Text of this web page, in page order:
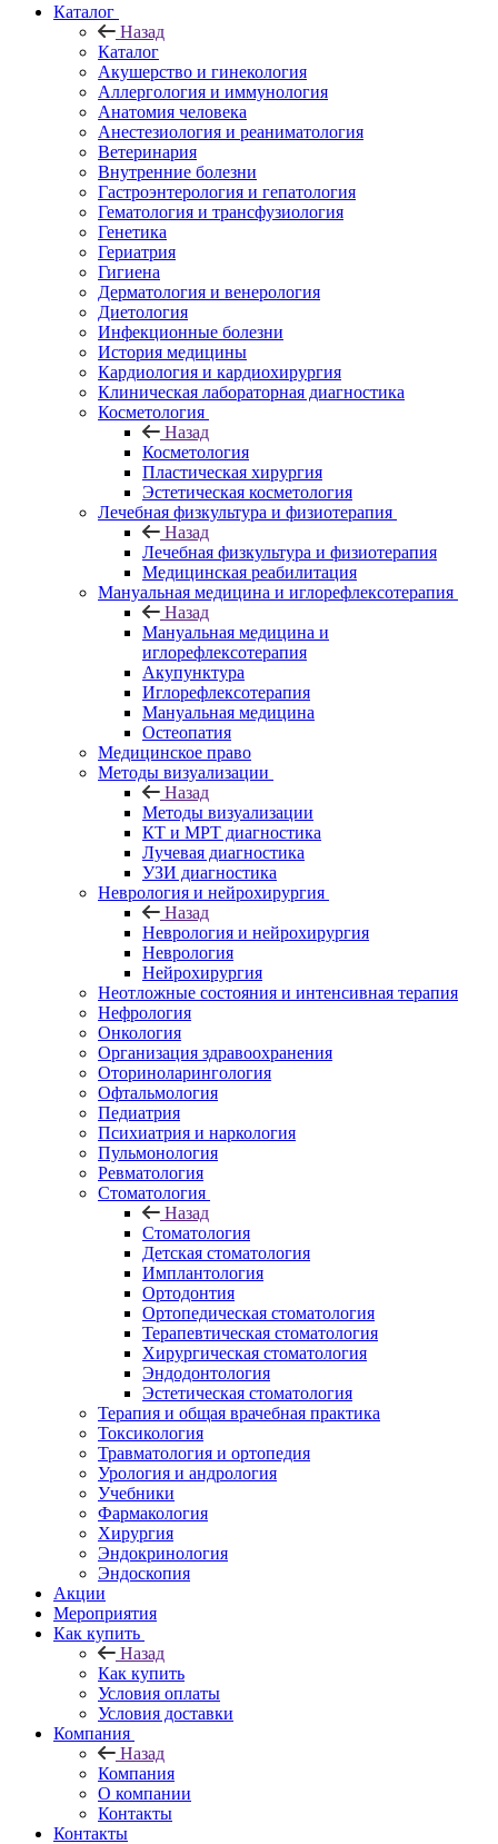
Каталог
Назад
Каталог
Акушерство и гинекология
Аллергология и иммунология
Анатомия человека
Анестезиология и реаниматология
Ветеринария
Внутренние болезни
Гастроэнтерология и гепатология
Гематология и трансфузиология
Генетика
Гериатрия
Гигиена
Дерматология и венерология
Диетология
Инфекционные болезни
История медицины
Кардиология и кардиохирургия
Клиническая лабораторная диагностика
Косметология
Назад
Косметология
Пластическая хирургия
Эстетическая косметология
Лечебная физкультура и физиотерапия
Назад
Лечебная физкультура и физиотерапия
Медицинская реабилитация
Мануальная медицина и иглорефлексотерапия
Назад
Мануальная медицина и
иглорефлексотерапия
Акупунктура
Иглорефлексотерапия
Мануальная медицина
Остеопатия
Медицинское право
Методы визуализации
Назад
Методы визуализации
КТ и МРТ диагностика
Лучевая диагностика
УЗИ диагностика
Неврология и нейрохирургия
Назад
Неврология и нейрохирургия
Неврология
Нейрохирургия
Неотложные состояния и интенсивная терапия
Нефрология
Онкология
Организация здравоохранения
Оториноларингология
Офтальмология
Педиатрия
Психиатрия и наркология
Пульмонология
Ревматология
Стоматология
Назад
Стоматология
Детская стоматология
Имплантология
Ортодонтия
Ортопедическая стоматология
Терапевтическая стоматология
Хирургическая стоматология
Эндодонтология
Эстетическая стоматология
Терапия и общая врачебная практика
Токсикология
Травматология и ортопедия
Урология и андрология
Учебники
Фармакология
Хирургия
Эндокринология
Эндоскопия
Акции
Мероприятия
Как купить
Назад
Как купить
Условия оплаты
Условия доставки
Компания
Назад
Компания
О компании
Контакты
Контакты